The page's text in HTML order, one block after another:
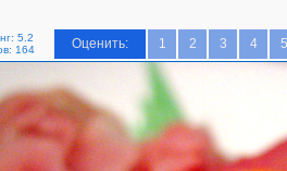
5.2
164
Оценить: 1 2 3 4 5